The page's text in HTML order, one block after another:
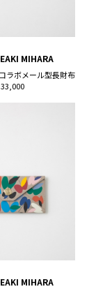
MIHARA
ラボメール型長財布
MIHARA